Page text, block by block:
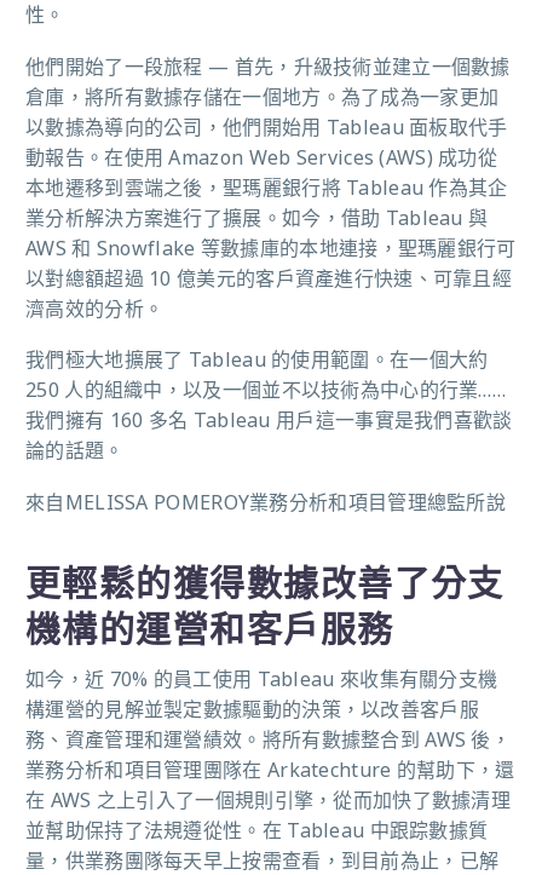
性。
他們開始了一段旅程 — 首先，升級技術並建立一個數據
倉庫，將所有數據存儲在一個地方。為了成為一家更加
以數據為導向的公司，他們開始用 Tableau 面板取代手
動報告。在使用 Amazon Web Services (AWS) 成功從
本地遷移到雲端之後，聖瑪麗銀行將 Tableau 作為其企
業分析解決方案進行了擴展。如今，借助 Tableau 與
AWS 和 Snowflake 等數據庫的本地連接，聖瑪麗銀行可
以對總額超過 10 億美元的客戶資產進行快速、可靠且經
濟高效的分析。
我們極大地擴展了 Tableau 的使用範圍。在一個大約
250 人的組織中，以及一個並不以技術為中心的行業……
我們擁有 160 多名 Tableau 用戶這一事實是我們喜歡談
論的話題。
來自MELISSA POMEROY業務分析和項目管理總監所說
更輕鬆的獲得數據改善了分支
機構的運營和客戶服務
如今，近 70% 的員工使用 Tableau 來收集有關分支機
構運營的見解並製定數據驅動的決策，以改善客戶服
務、資產管理和運營績效。將所有數據整合到 AWS 後，
業務分析和項目管理團隊在 Arkatechture 的幫助下，還
在 AWS 之上引入了一個規則引擎，從而加快了數據清理
並幫助保持了法規遵從性。在 Tableau 中跟踪數據質
量，供業務團隊每天早上按需查看，到目前為止，已解